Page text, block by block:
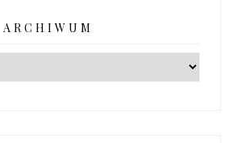
ARCHIWUM